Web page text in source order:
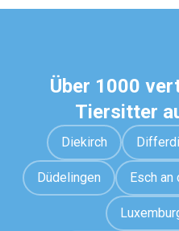
Über 1000
Tiersitter
Diekirch
Düdelingen Esch